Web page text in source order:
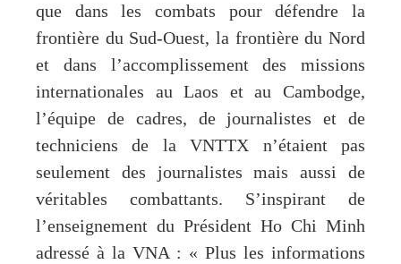
que dans les combats pour défendre la
frontière du Sud-Ouest, la frontière du Nord
et dans l’accomplissement des missions
internationales au Laos et au Cambodge,
l’équipe de cadres, de journalistes et de
techniciens de la VNTTX n’étaient pas
seulement des journalistes mais aussi de
véritables combattants. S’inspirant de
l’enseignement du Président Ho Chi Minh
adressé à la VNA : « Plus les informations